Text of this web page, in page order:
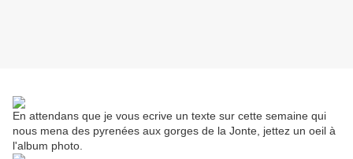
En attendans que je vous ecrive un texte sur cette semaine qui
nous mena des pyrenées aux gorges de la Jonte, jettez un oeil à
l'album photo.